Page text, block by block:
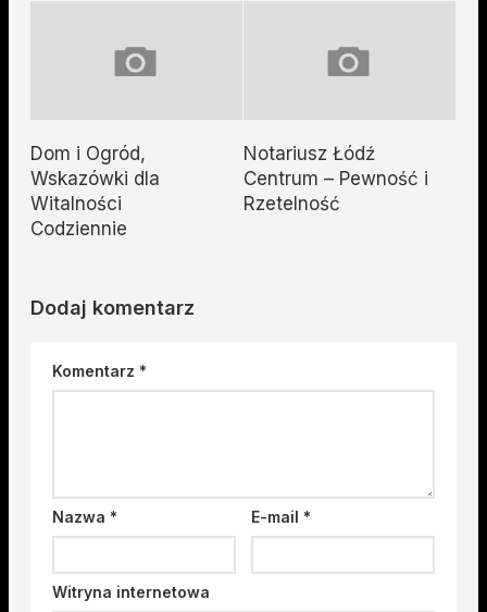
Dom i Ogród,
Wskazówki dla
Witalności
Codziennie
Notariusz Łódź
Centrum – Pewność i
Rzetelność
Dodaj komentarz
Komentarz *
Nazwa * E-mail*
Witryna internetowa